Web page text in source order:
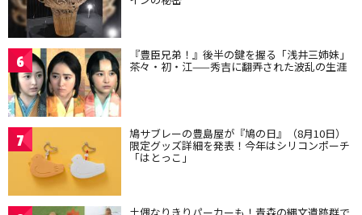
6 『豊臣兄弟！』後半の鍵を握る「浅井三姉妹」
茶々・初・江——秀吉に翻弄された波乱の生涯
7 鳩サブレーの豊島屋が『鳩の日』（8月10日）
限定グッズ詳細を発表！今年はシリコンポーチ
「はとっこ」